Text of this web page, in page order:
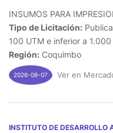
INSUMOS PARA
Tipo de Licitación:
100 UTM e inferior a 1.000
Región: Coquimbo
2026-08-07 Ver en
INSTITUTO DE DESARROLLO